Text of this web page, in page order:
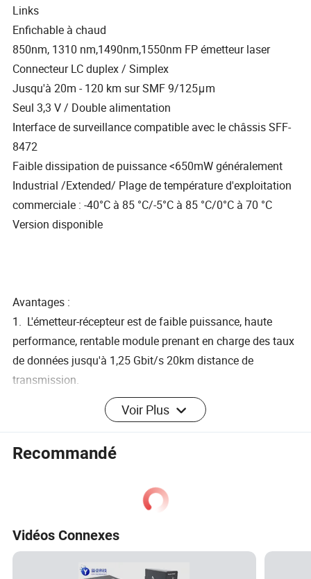
Links
Enfichable à chaud
850nm, 1310 nm,1490nm,1550nm FP émetteur laser
Connecteur LC duplex / Simplex
Jusqu'à 20m - 120 km sur SMF 9/125μm
Seul 3,3 V / Double alimentation
Interface de surveillance compatible avec le châssis SFF-
8472
Faible dissipation de puissance <650mW généralement
Industrial /Extended/ Plage de température d'exploitation
commerciale : -40°C à 85 °C/-5°C à 85 °C/0°C à 70 °C
Version disponible
Avantages :
1. L'émetteur-récepteur est de faible puissance, haute
performance, rentable module prenant en charge des taux
de données jusqu'à 1,25 Gbit/s 20km distance de
transmission.
2. Le faible gigue et de haute sensibilité sont éteintes de
fonctionnalités avec FP 1310 nm laser et la broche/TIA
3. Le transceiver incorpore TX_DIS Control, TX-problème,
conformes aux normes de sécurité laser de Classe I.
Profil de la société
Voir Plus
Recommandé
Vidéos Connexes